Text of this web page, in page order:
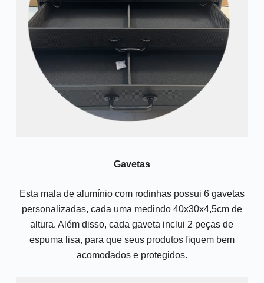
Gavetas
Esta mala de alumínio com rodinhas possui 6 gavetas
personalizadas, cada uma medindo 40x30x4,5cm de
altura. Além disso, cada gaveta inclui 2 peças de
espuma lisa, para que seus produtos fiquem bem
acomodados e protegidos.